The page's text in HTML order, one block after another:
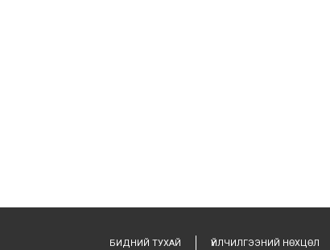
БИДНИЙ ТУХАЙ ҮЙЛЧИЛГЭЭНИЙ НӨХЦӨЛ